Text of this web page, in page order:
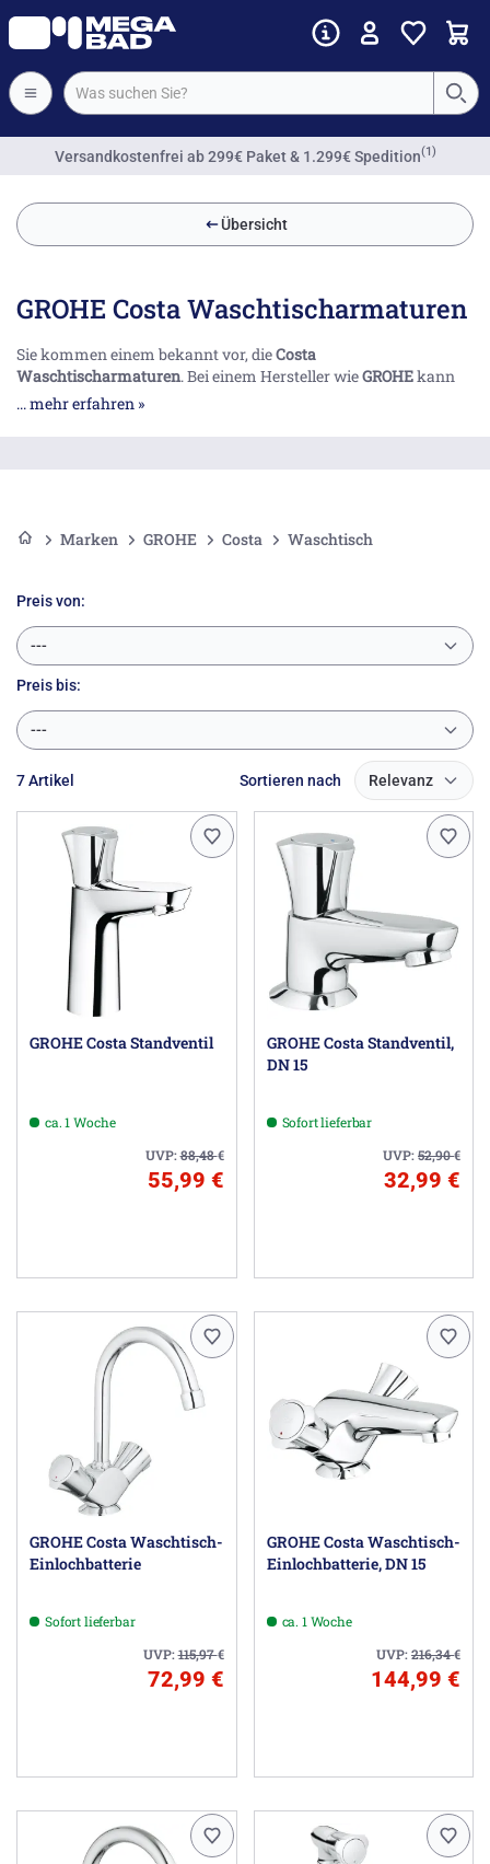
Versandkostenfrei ab 299€ Paket & 1.299€ Spedition(1)
Übersicht
GROHE Costa Waschtischarmaturen
Sie kommen einem bekannt vor, dieCosta
Waschtischarmaturen. Bei einem Hersteller wieGROHEkann
das wohl auch kein Zufall sein: dauerhaft, weit verbreitet und
... mehr erfahren »
Marken GROHE Costa Waschtisch
Preis von:
---
Preis bis:
---
7 Artikel Sortieren nach Relevanz
GROHE Costa Standventil
ca. 1 Woche
UVP:88,48€
55,99 €
GROHE Costa Standventil,
DN 15
Sofort lieferbar
UVP:52,90€
32,99 €
GROHE Costa Waschtisch-
Einlochbatterie
Sofort lieferbar
UVP:115,97€
72,99 €
GROHE Costa Waschtisch-
Einlochbatterie, DN 15
ca. 1 Woche
UVP:216,34€
144,99 €